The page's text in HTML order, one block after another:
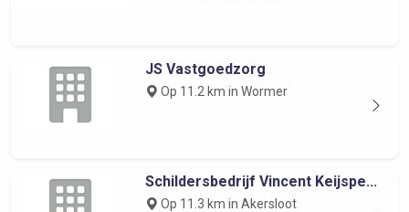
JS Vastgoedzorg
Op 11.2 km in Wormer
Schildersbedrijf Vincent Keijspe...
Op 11.3 km in Akersloot